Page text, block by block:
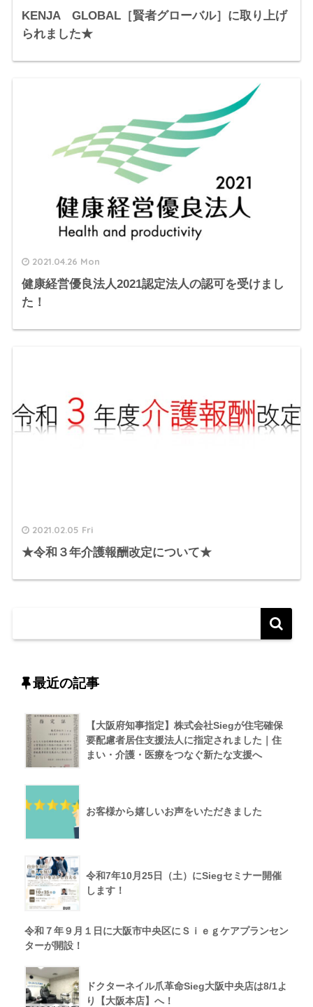
KENJA GLOBAL［賢者グローバル］に取り上げ
られました★
2021.04.26 Mon
健康経営優良法人2021認定法人の認可を受けまし
た！
2021.02.05 Fri
★令和３年介護報酬改定について★
最近の記事
【大阪府知事指定】株式会社Siegが住宅確保
要配慮者居住支援法人に指定されました｜住
まい・介護・医療をつなぐ新たな支援へ
お客様から嬉しいお声をいただきました
令和7年10月25日（土）にSiegセミナー開催
します！
令和７年９月１日に大阪市中央区にＳｉｅｇケアプランセン
ターが開設！
ドクターネイル爪革命Sieg大阪中央店は8/1よ
り【大阪本店】へ！